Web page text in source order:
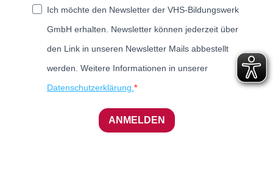
Ich möchte den Newsletter der VHS-Bildungswerk
GmbH erhalten. Newsletter können jederzeit über
den Link in unseren Newsletter Mails abbestellt
werden. Weitere Informationen in unserer
Datenschutzerklärung.
ANMELDEN